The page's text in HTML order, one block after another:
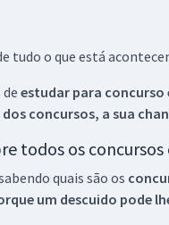
tudo o que está
estudar para concurso
concursos, a sua
todos os
quais são os
um descuido pode